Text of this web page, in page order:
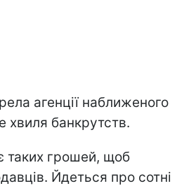
агенції наближеного
хвиля банкрутств.
таких грошей, щоб
Йдеться про сотні